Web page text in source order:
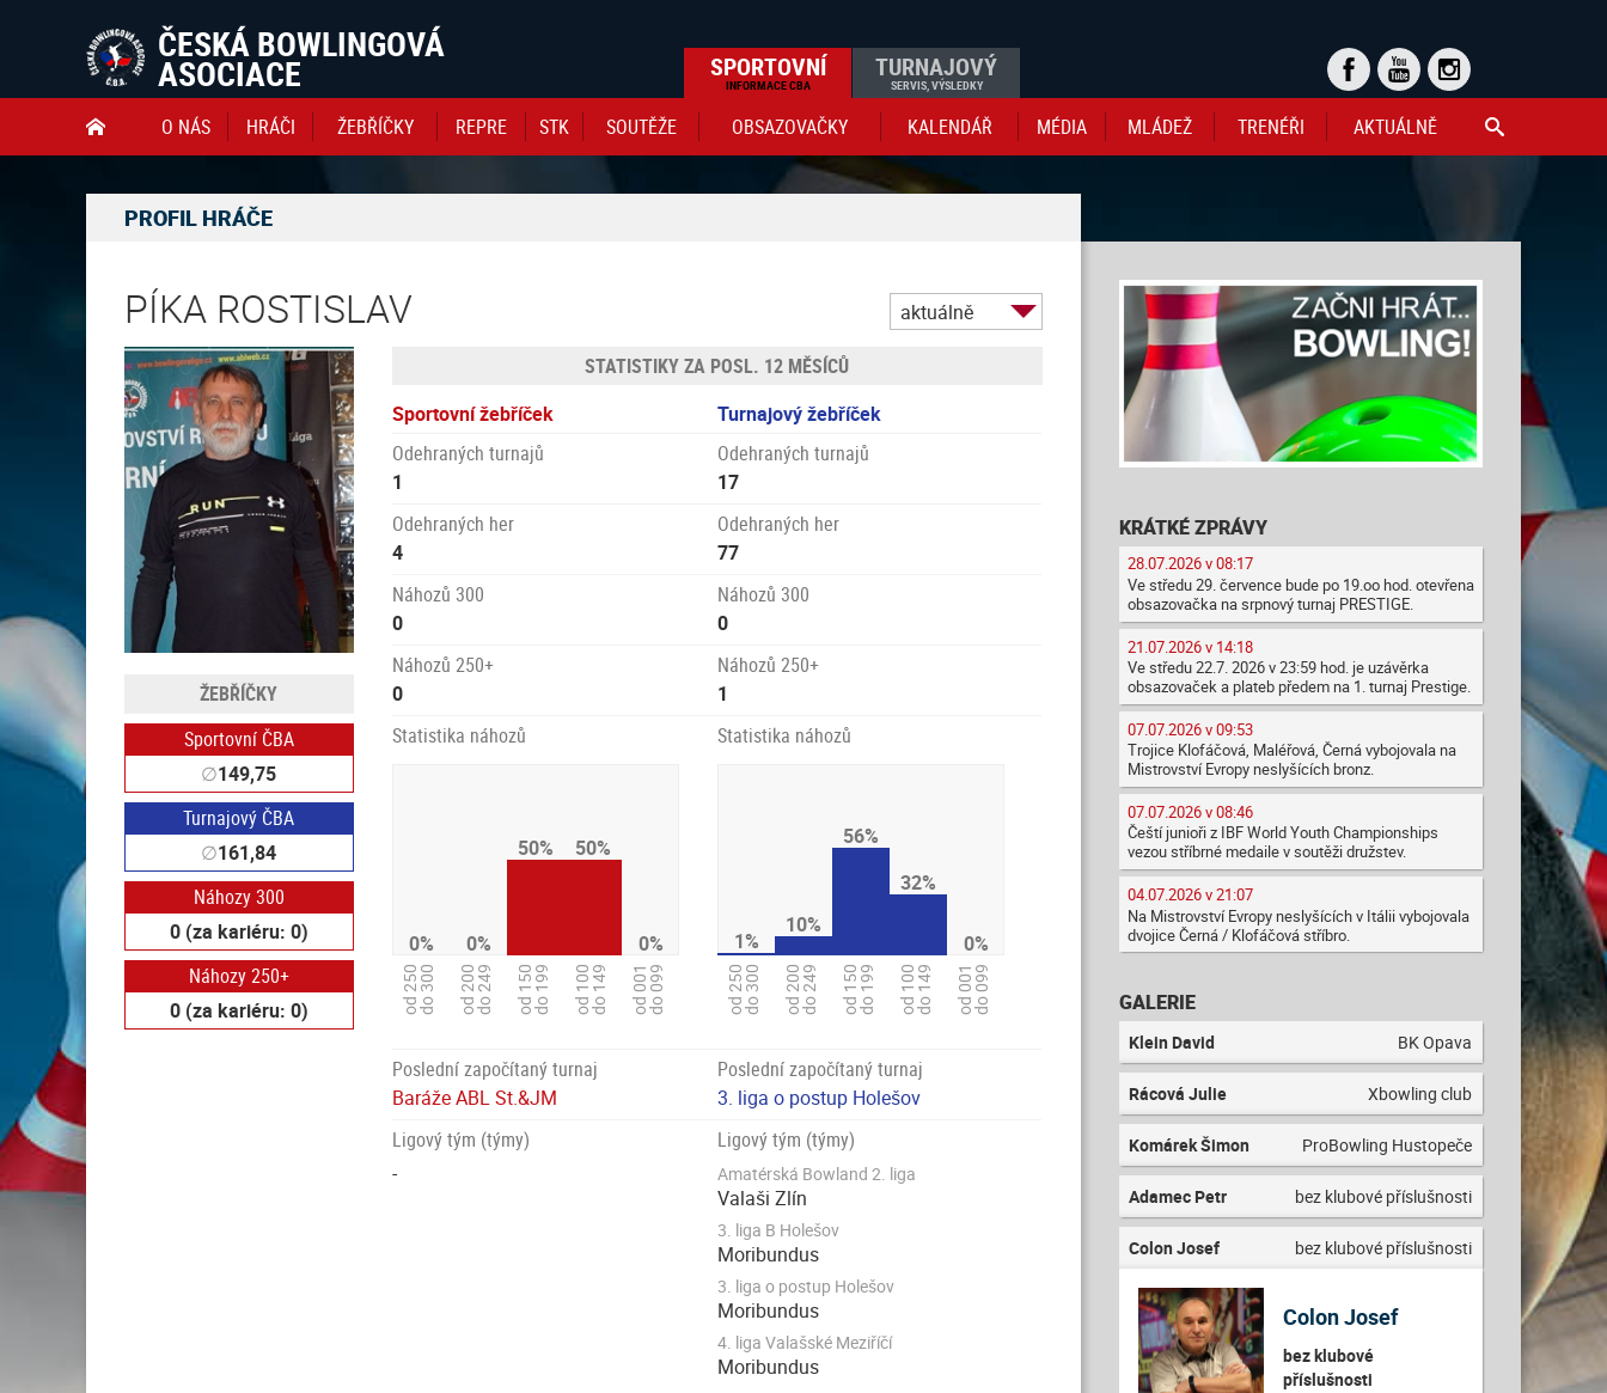
ČESKÁ BOWLINGOVÁ
ASOCIACE SPORTOVNÍ
INFORMACE CBA
TURNAJOVÝ
SERVIS, VÝSLEDKY

 O NÁS HRÁČI ŽEBŘÍČKY REPRE STK SOUTĚŽE OBSAZOVAČKY KALENDÁŘ MÉDIA MLÁDEŽ TRENÉŘI AKTUÁLNĚ
PROFIL HRÁČE
PÍKA ROSTISLAV aktuálně
ŽEBŘÍČKY
Sportovní ČBA
∅149,75
Turnajový ČBA
∅161,84
Náhozy 300
0 (za kariéru: 0)
Náhozy 250+
0 (za kariéru: 0)
STATISTIKY ZA POSL. 12 MĚSÍCŮ
Sportovní žebříček
Turnajový žebříček
Odehraných turnajů
Odehraných turnajů
1
17
Odehraných her
Odehraných her
4
77
Náhozů 300
Náhozů 300
0
0
Náhozů 250+
Náhozů 250+
0
1
Statistika náhozů
Statistika náhozů
0%
od 250do 300
0%
od 200do 249
50%
od 150do 199
50%
od 100do 149
0%
od 001do 099
1%
od 250do 300
10%
od 200do 249
56%
od 150do 199
32%
od 100do 149
0%
od 001do 099
Poslední započítaný turnaj
Poslední započítaný turnaj
Baráže ABL St.&JM
3. liga o postup Holešov
Ligový tým (týmy)
Ligový tým (týmy)
-
Amatérská Bowland 2. liga
Valaši Zlín
3. liga B Holešov
Moribundus
3. liga o postup Holešov
Moribundus
4. liga Valašské Meziříčí
Moribundus
KRÁTKÉ ZPRÁVY
28.07.2026 v 08:17
Ve středu 29. července bude po 19.oo hod. otevřena
obsazovačka na srpnový turnaj PRESTIGE.
21.07.2026 v 14:18
Ve středu 22.7. 2026 v 23:59 hod. je uzávěrka
obsazovaček a plateb předem na 1. turnaj Prestige.
07.07.2026 v 09:53
Trojice Klofáčová, Maléřová, Černá vybojovala na
Mistrovství Evropy neslyšících bronz.
07.07.2026 v 08:46
Čeští junioři z IBF World Youth Championships
vezou stříbrné medaile v soutěži družstev.
04.07.2026 v 21:07
Na Mistrovství Evropy neslyšících v Itálii vybojovala
dvojice Černá / Klofáčová stříbro.
GALERIE
Klein David BK Opava
Rácová Julie Xbowling club
Komárek Šimon ProBowling Hustopeče
Adamec Petr bez klubové příslušnosti
Colon Josef bez klubové příslušnosti
Colon Josef
bez klubové
příslušnosti